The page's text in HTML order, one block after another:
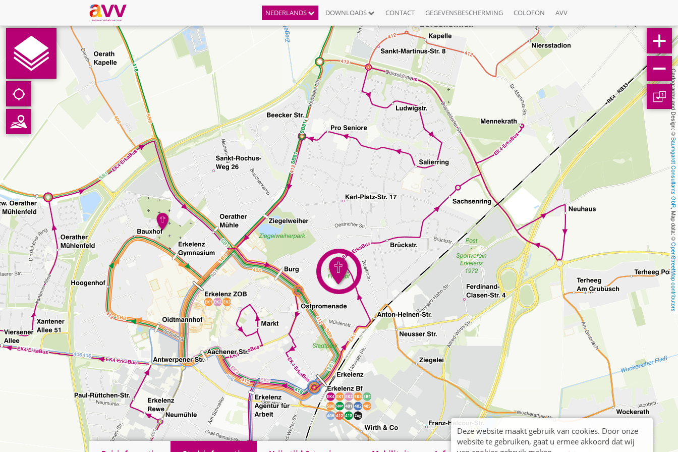
NEDERLANDS DOWNLOADS CONTACT GEGEVENSBESCHERMING COLOFON AVV
Cartography and Design: ©
Baumgardt Consultants GbR
, Map data: ©
OpenStreetMap contributors
1
Deze website maakt gebruik van cookies. Door onze
website te gebruiken, gaat u ermee akkoord dat wij